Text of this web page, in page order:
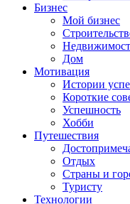
Бизнес
Мой бизнес
Дом
Мотивация
Истории
Короткие
Успешность
Хобби
Путешествия
Отдых
Страны и
Туристу
Технологии